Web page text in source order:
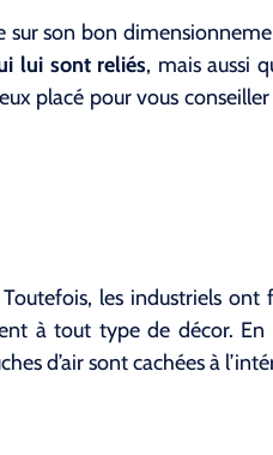
sur son bon
lui sont reliés, mais aussi
placé pour vous
les industriels
à tout type de décor.
d’air sont cachées à